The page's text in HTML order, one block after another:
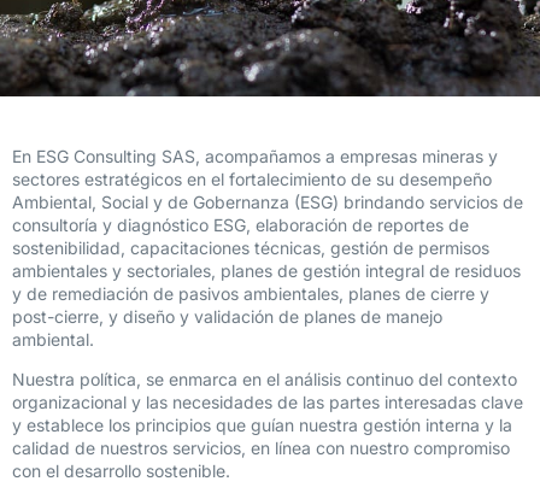
En ESG Consulting SAS, acompañamos a empresas mineras y
sectores estratégicos en el fortalecimiento de su desempeño
Ambiental, Social y de Gobernanza (ESG) brindando servicios de
consultoría y diagnóstico ESG, elaboración de reportes de
sostenibilidad, capacitaciones técnicas, gestión de permisos
ambientales y sectoriales, planes de gestión integral de residuos
y de remediación de pasivos ambientales, planes de cierre y
post-cierre, y diseño y validación de planes de manejo
ambiental.
Nuestra política, se enmarca en el análisis continuo del contexto
organizacional y las necesidades de las partes interesadas clave
y establece los principios que guían nuestra gestión interna y la
calidad de nuestros servicios, en línea con nuestro compromiso
con el desarrollo sostenible.